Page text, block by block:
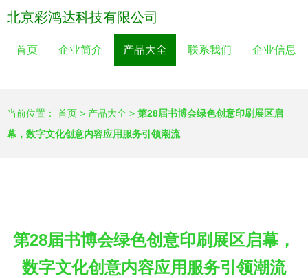
北京彩鸿达科技有限公司
首页 企业简介 产品大全 联系我们 企业信息
当前位置： 首页 > 产品大全 > 第28届书博会绿色创意印刷展区启
幕，数字文化创意内容应用服务引领潮流
第28届书博会绿色创意印刷展区启幕，
数字文化创意内容应用服务引领潮流